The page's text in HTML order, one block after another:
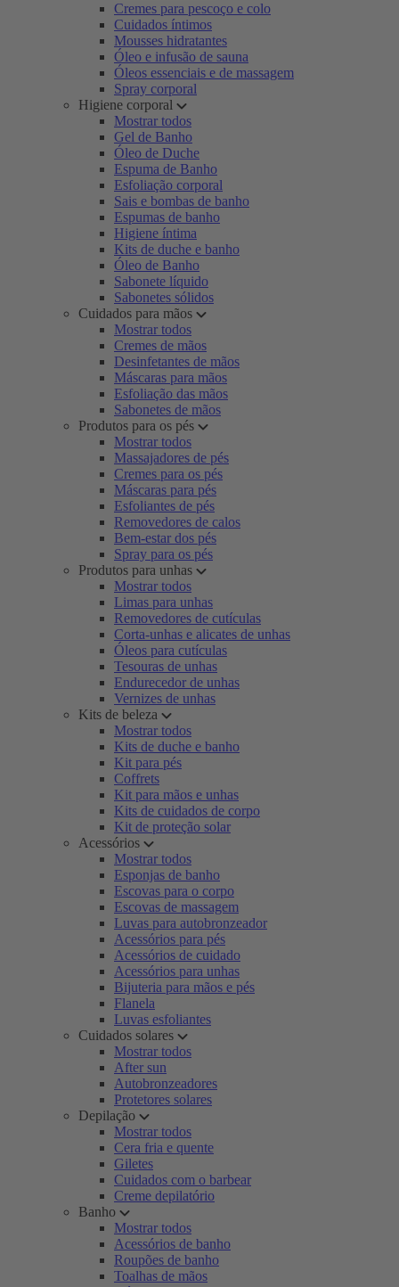
Cremes para pescoço e colo
Cuidados íntimos
Mousses hidratantes
Óleo e infusão de sauna
Óleos essenciais e de massagem
Spray corporal
Higiene corporal
Mostrar todos
Gel de Banho
Óleo de Duche
Espuma de Banho
Esfoliação corporal
Sais e bombas de banho
Espumas de banho
Higiene íntima
Kits de duche e banho
Óleo de Banho
Sabonete líquido
Sabonetes sólidos
Cuidados para mãos
Mostrar todos
Cremes de mãos
Desinfetantes de mãos
Máscaras para mãos
Esfoliação das mãos
Sabonetes de mãos
Produtos para os pés
Mostrar todos
Massajadores de pés
Cremes para os pés
Máscaras para pés
Esfoliantes de pés
Removedores de calos
Bem-estar dos pés
Spray para os pés
Produtos para unhas
Mostrar todos
Limas para unhas
Removedores de cutículas
Corta-unhas e alicates de unhas
Óleos para cutículas
Tesouras de unhas
Endurecedor de unhas
Vernizes de unhas
Kits de beleza
Mostrar todos
Kits de duche e banho
Kit para pés
Coffrets
Kit para mãos e unhas
Kits de cuidados de corpo
Kit de proteção solar
Acessórios
Mostrar todos
Esponjas de banho
Escovas para o corpo
Escovas de massagem
Luvas para autobronzeador
Acessórios para pés
Acessórios de cuidado
Acessórios para unhas
Bijuteria para mãos e pés
Flanela
Luvas esfoliantes
Cuidados solares
Mostrar todos
After sun
Autobronzeadores
Protetores solares
Depilação
Mostrar todos
Cera fria e quente
Giletes
Cuidados com o barbear
Creme depilatório
Banho
Mostrar todos
Acessórios de banho
Roupões de banho
Toalhas de mãos